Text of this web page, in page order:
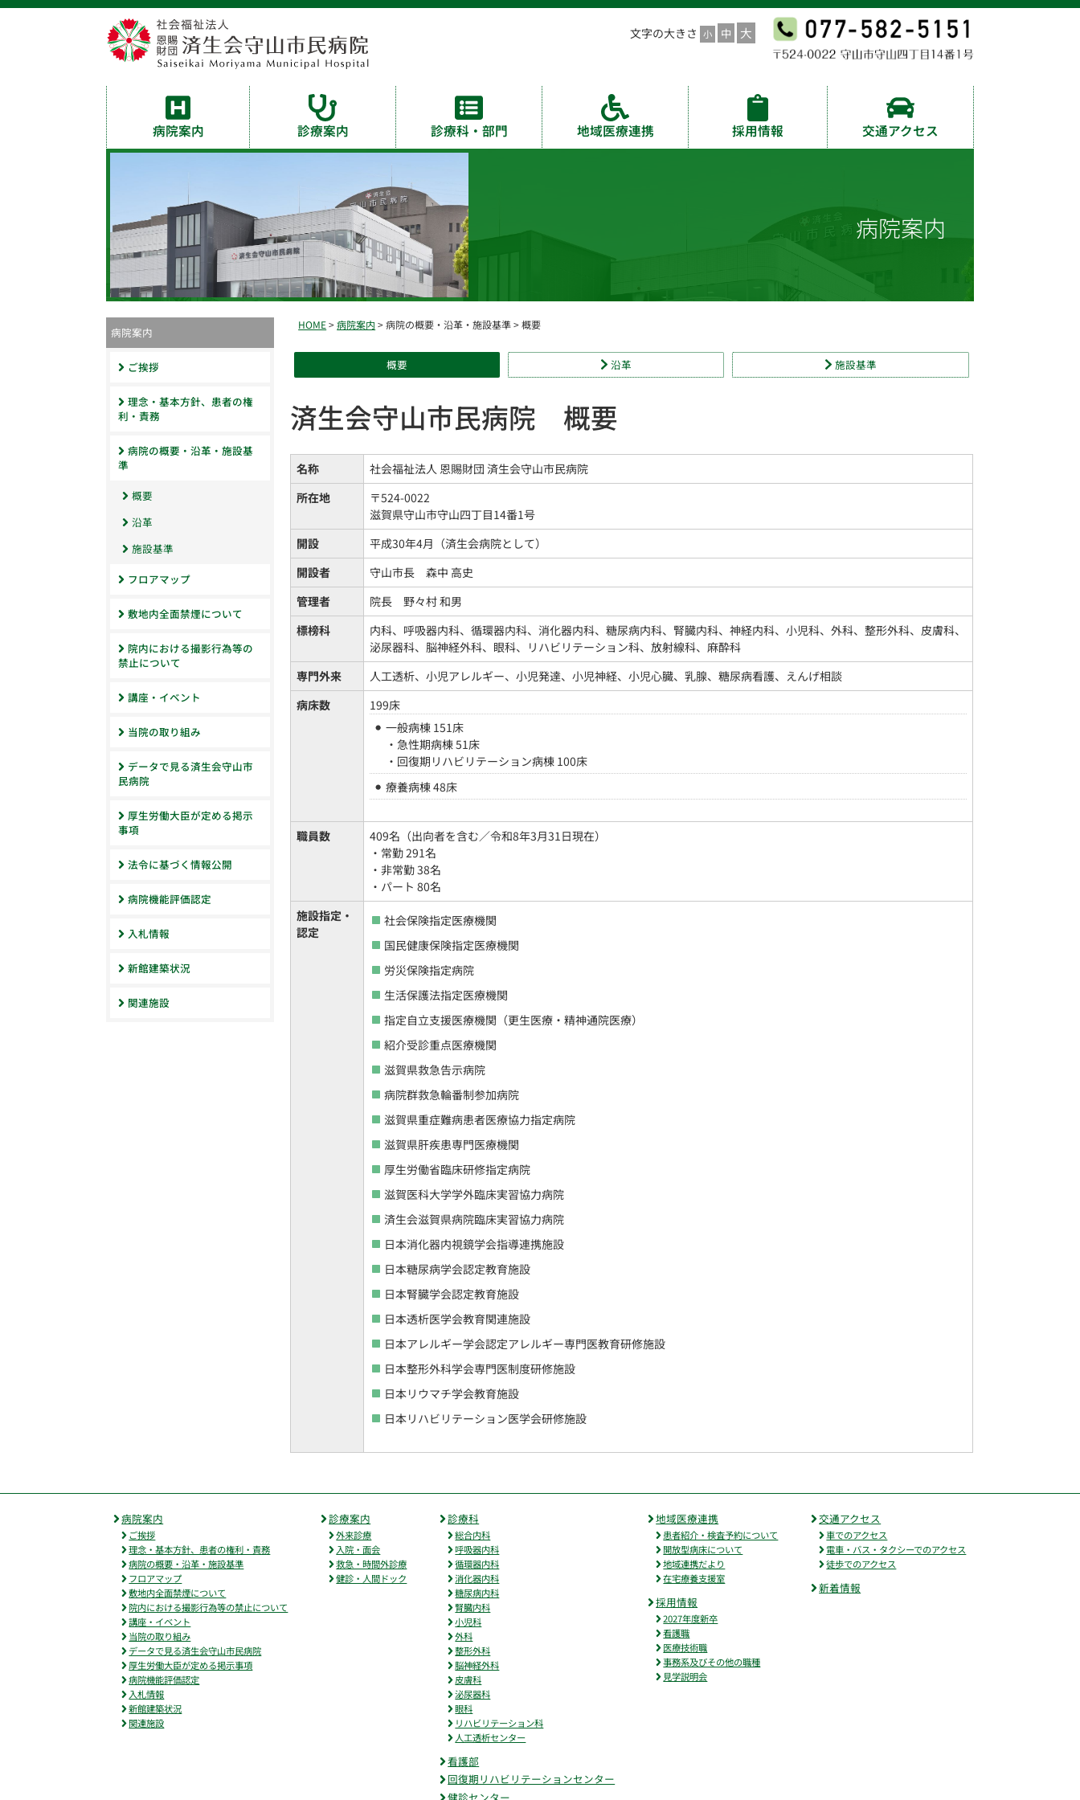
文字の大きさ
病院案内 診療案内 診療科・部門 地域医療連携 採用情報 交通アクセス
病院案内
HOME>病院案内 > 病院の概要・沿革・施設基準 > 概要
概要 沿革 施設基準
済生会守山市民病院 概要
名称
社会福祉法人 恩賜財団 済生会守山市民病院
所在地
〒524-0022
滋賀県守山市守山四丁目14番1号
開設
平成30年4月（済生会病院として）
開設者
守山市長 森中 高史
管理者
院長 野々村 和男
標榜科
内科、呼吸器内科、循環器内科、消化器内科、糖尿病内科、腎臓内科、神経内科、小児科、外科、整形外科、皮膚科、
泌尿器科、脳神経外科、眼科、リハビリテーション科、放射線科、麻酔科
専門外来
人工透析、小児アレルギー、小児発達、小児神経、小児心臓、乳腺、糖尿病看護、えんげ相談
病床数
199床
一般病棟 151床
・急性期病棟 51床
・回復期リハビリテーション病棟 100床
療養病棟 48床
職員数
409名（出向者を含む／令和8年3月31日現在）
・常勤 291名
・非常勤 38名
・パート 80名
施設指定・
認定
社会保険指定医療機関
国民健康保険指定医療機関
労災保険指定病院
生活保護法指定医療機関
指定自立支援医療機関（更生医療・精神通院医療）
紹介受診重点医療機関
滋賀県救急告示病院
病院群救急輪番制参加病院
滋賀県重症難病患者医療協力指定病院
滋賀県肝疾患専門医療機関
厚生労働省臨床研修指定病院
滋賀医科大学学外臨床実習協力病院
済生会滋賀県病院臨床実習協力病院
日本消化器内視鏡学会指導連携施設
日本糖尿病学会認定教育施設
日本腎臓学会認定教育施設
日本透析医学会教育関連施設
日本アレルギー学会認定アレルギー専門医教育研修施設
日本整形外科学会専門医制度研修施設
日本リウマチ学会教育施設
日本リハビリテーション医学会研修施設
病院案内
ご挨拶
理念・基本方針、患者の権
利・責務
病院の概要・沿革・施設基
準
概要
沿革
施設基準
フロアマップ
敷地内全面禁煙について
院内における撮影行為等の
禁止について
講座・イベント
当院の取り組み
データで見る済生会守山市
民病院
厚生労働大臣が定める掲示
事項
法令に基づく情報公開
病院機能評価認定
入札情報
新館建築状況
関連施設
病院案内
ご挨拶
理念・基本方針、患者の権利・責務
病院の概要・沿革・施設基準
フロアマップ
敷地内全面禁煙について
院内における撮影行為等の禁止について
講座・イベント
当院の取り組み
データで見る済生会守山市民病院
厚生労働大臣が定める掲示事項
病院機能評価認定
入札情報
新館建築状況
関連施設
診療案内
外来診療
入院・面会
救急・時間外診療
健診・人間ドック
診療科
総合内科
呼吸器内科
循環器内科
消化器内科
糖尿病内科
腎臓内科
小児科
外科
整形外科
脳神経外科
皮膚科
泌尿器科
眼科
リハビリテーション科
人工透析センター
看護部
回復期リハビリテーションセンター
地域医療連携
患者紹介・検査予約について
開放型病床について
地域連携だより
在宅療養支援室
採用情報
2027年度新卒
看護職
医療技術職
事務系及びその他の職種
見学説明会
交通アクセス
車でのアクセス
電車・バス・タクシーでのアクセス
徒歩でのアクセス
新着情報